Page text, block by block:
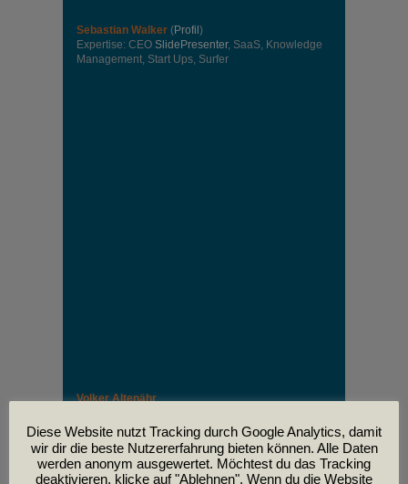
Sebastian Walker (Profil )
Expertise: CEO SlidePresenter, SaaS, Knowledge
Management, Start Ups, Surfer
Volker Altenähr
leider am
30. April im Alter von 81 Jahren verstorben.
Diese Website nutzt Tracking durch Google Analytics, damit
wir dir die beste Nutzererfahrung bieten können. Alle Daten
werden anonym ausgewertet. Möchtest du das Tracking
deaktivieren, klicke auf "Ablehnen". Wenn du die Website